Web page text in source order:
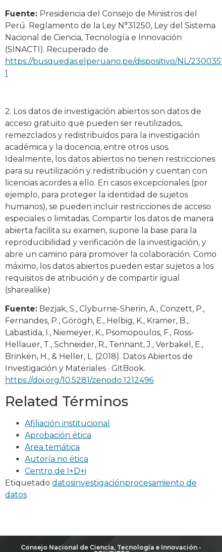
Fuente: Presidencia del Consejo de Ministros del
Perú. Reglamento de la Ley N°31250, Ley del Sistema
Nacional de Ciencia, Tecnología e Innovación
(SINACTI). Recuperado de
https://busquedas.elperuano.pe/dispositivo/NL/
1
2. Los datos de investigación abiertos son datos de
acceso gratuito que pueden ser reutilizados,
remezclados y redistribuidos para la investigación
académica y la docencia, entre otros usos.
Idealmente, los datos abiertos no tienen restricciones
para su reutilización y redistribución y cuentan con
licencias acordes a ello. En casos excepcionales (por
ejemplo, para proteger la identidad de sujetos
humanos), se pueden incluir restricciones de acceso
especiales o limitadas. Compartir los datos de manera
abierta facilita su examen, supone la base para la
reproducibilidad y verificación de la investigación, y
abre un camino para promover la colaboración. Como
máximo, los datos abiertos pueden estar sujetos a los
requisitos de atribución y de compartir igual
(sharealike)
Fuente: Bezjak, S., Clyburne-Sherin, A., Conzett, P.,
Fernandes, P., Görögh, E., Helbig, K., Kramer, B.,
Labastida, I., Niemeyer, K., Psomopoulos, F., Ross-
Hellauer, T., Schneider, R., Tennant, J., Verbakel, E.,
Brinken, H., & Heller, L. (2018). Datos Abiertos de
Investigación y Materiales · GitBook.
https://doi.org/10.5281/zenodo.1212496
Related Términos
Afiliación institucional
Aprobación ética
Área temática
Autoría no ética
Centro de I+D+i
Etiquetado datosinvestigaciónprocesamiento de
datos
Consejo Nacional de Ciencia, Tecnología e Innovación -